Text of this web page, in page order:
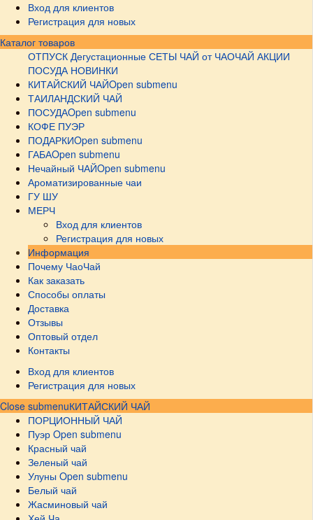
Вход для клиентов
Регистрация для новых
Каталог товаров
ОТПУСК Дегустационные СЕТЫ ЧАЙ от ЧАОЧАЙ АКЦИИ
ПОСУДА НОВИНКИ
КИТАЙСКИЙ ЧАЙOpen submenu
ТАИЛАНДСКИЙ ЧАЙ
ПОСУДАOpen submenu
КОФЕ ПУЭР
ПОДАРКИOpen submenu
ГАБАOpen submenu
Нечайный ЧАЙOpen submenu
Ароматизированные чаи
ГУ ШУ
МЕРЧ
Вход для клиентов
Регистрация для новых
Информация
Почему ЧаоЧай
Как заказать
Способы оплаты
Доставка
Отзывы
Оптовый отдел
Контакты
Вход для клиентов
Регистрация для новых
Close submenuКИТАЙСКИЙ ЧАЙ
ПОРЦИОННЫЙ ЧАЙ
Пуэр Open submenu
Красный чай
Зеленый чай
Улуны Open submenu
Белый чай
Жасминовый чай